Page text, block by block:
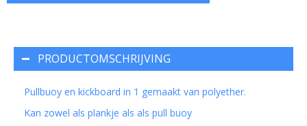
PRODUCTOMSCHRIJVING
Pullbuoy en kickboard in 1 gemaakt van polyether.
Kan zowel als plankje als als pull buoy